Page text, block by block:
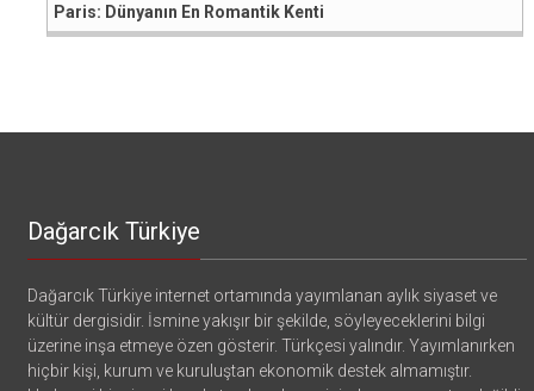
Paris: Dünyanın En Romantik Kenti
Dağarcık Türkiye
Dağarcık Türkiye internet ortamında yayımlanan aylık siyaset ve
kültür dergisidir. İsmine yakışır bir şekilde, söyleyeceklerini bilgi
üzerine inşa etmeye özen gösterir. Türkçesi yalındır. Yayımlanırken
hiçbir kişi, kurum ve kuruluştan ekonomik destek almamıştır.